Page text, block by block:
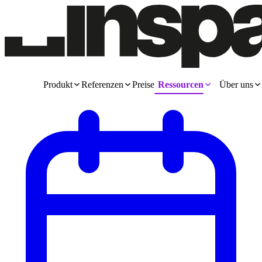
Produkt Referenzen Preise Ressourcen Über uns